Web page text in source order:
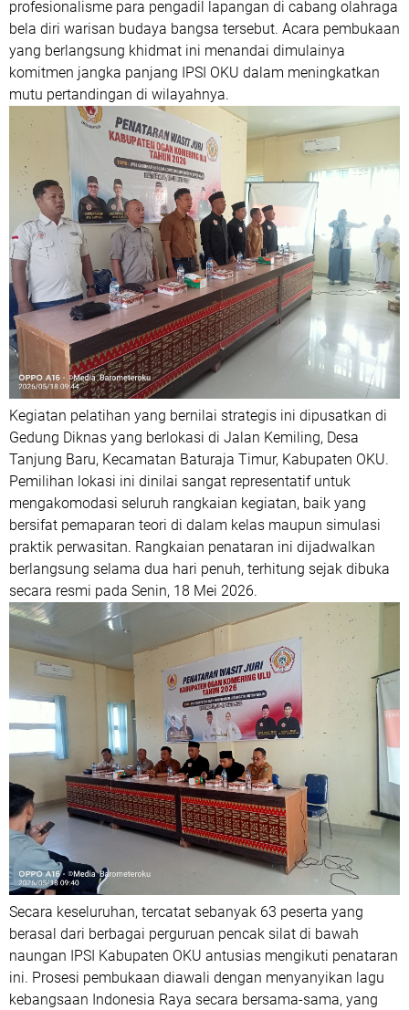
profesionalisme para pengadil lapangan di cabang olahraga
bela diri warisan budaya bangsa tersebut. Acara pembukaan
yang berlangsung khidmat ini menandai dimulainya
komitmen jangka panjang IPSI OKU dalam meningkatkan
mutu pertandingan di wilayahnya.
Kegiatan pelatihan yang bernilai strategis ini dipusatkan di
Gedung Diknas yang berlokasi di Jalan Kemiling, Desa
Tanjung Baru, Kecamatan Baturaja Timur, Kabupaten OKU.
Pemilihan lokasi ini dinilai sangat representatif untuk
mengakomodasi seluruh rangkaian kegiatan, baik yang
bersifat pemaparan teori di dalam kelas maupun simulasi
praktik perwasitan. Rangkaian penataran ini dijadwalkan
berlangsung selama dua hari penuh, terhitung sejak dibuka
secara resmi pada Senin, 18 Mei 2026.
Secara keseluruhan, tercatat sebanyak 63 peserta yang
berasal dari berbagai perguruan pencak silat di bawah
naungan IPSI Kabupaten OKU antusias mengikuti penataran
ini. Prosesi pembukaan diawali dengan menyanyikan lagu
kebangsaan Indonesia Raya secara bersama-sama, yang